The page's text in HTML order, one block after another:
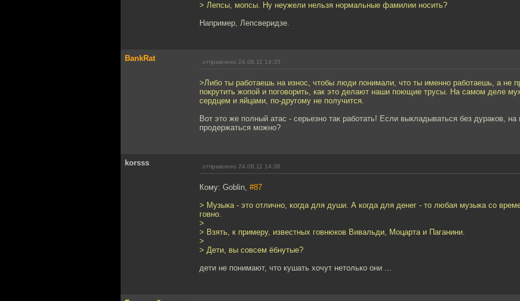
> Лепсы, мопсы. Ну неужели нельзя нормальные фамилии носить?
Например, Лепсверидзе.
BankRat отправлено 24.08.11 14:35
>Либо ты работаешь на износ, чтобы люди понимали, что ты именно работаешь, а не
покрутить жопой и поговорить, как это делают наши поющие трусы. На самом деле
сердцем и яйцами, по-другому не получится.
Вот это же полный атас - серьезно так работать! Если выкладываться без дураков,
продержаться можно?
korsss отправлено 24.08.11 14:36
Кому: Goblin, #87
> Музыка - это отлично, когда для души. А когда для денег - то любая музыка со
говно.
>
> Взять, к примеру, известных говнюков Вивальди, Моцарта и Паганини.
>
> Дети, вы совсем ёбнутые?
дети не понимают, что кушать хочут нетолько они ...